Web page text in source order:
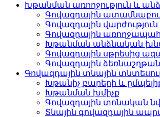
Խթանման առողջություն և
Գովազդային
Գովազդային
Գովազդային
Խթանման անձնական
Գովազդային սթրեսից
Գովազդային
Գովազդային տնային
Խթանիչ բարերի և
Խթանման խմիչք
Գովազդային տոնական
Տնային գովազդային